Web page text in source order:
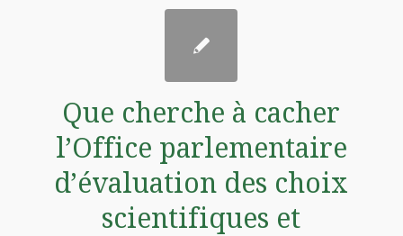
Que cherche à cacher
l’Office parlementaire
d’évaluation des choix
scientifiques et